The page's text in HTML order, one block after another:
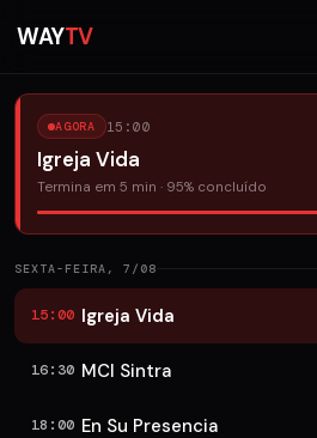
WAYTV
AGORA 15:00
Igreja Vida
Termina em 5 min · 95% concluído
SEXTA-FEIRA, 7/08
15:00 Igreja Vida
16:30 MCI Sintra
18:00 En Su Presencia